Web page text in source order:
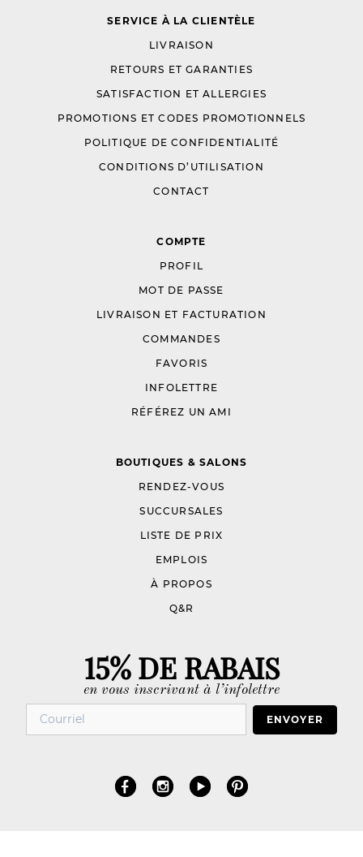
SERVICE À LA CLIENTÈLE
LIVRAISON
RETOURS ET GARANTIES
SATISFACTION ET ALLERGIES
PROMOTIONS ET CODES PROMOTIONNELS
POLITIQUE DE CONFIDENTIALITÉ
CONDITIONS D’UTILISATION
CONTACT
COMPTE
PROFIL
MOT DE PASSE
LIVRAISON ET FACTURATION
COMMANDES
FAVORIS
INFOLETTRE
RÉFÉREZ UN AMI
BOUTIQUES & SALONS
RENDEZ-VOUS
SUCCURSALES
LISTE DE PRIX
EMPLOIS
À PROPOS
Q&R
15% DE RABAIS
en vous inscrivant à l’infolettre
ENVOYER